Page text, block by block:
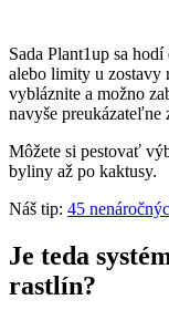
Sada Plant1up sa
alebo limity u zostavy
vybláznite a možno
navyše preukázateľne
Môžete si pestovať
byliny až po kaktusy.
Náš tip: 45
Je teda
rastlín?